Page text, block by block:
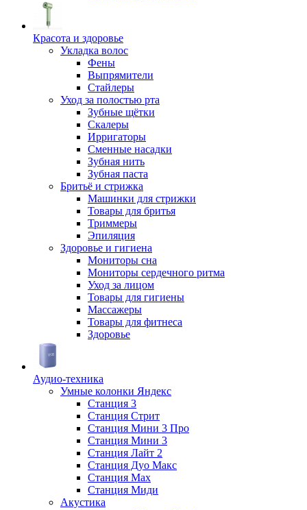
Красота и здоровье
Укладка волос
Фены
Выпрямители
Стайлеры
Уход за полостью рта
Зубные щётки
Скалеры
Ирригаторы
Сменные насадки
Зубная нить
Зубная паста
Бритьё и стрижка
Машинки для стрижки
Товары для бритья
Триммеры
Эпиляция
Здоровье и гигиена
Мониторы сна
Мониторы сердечного ритма
Уход за лицом
Товары для гигиены
Массажеры
Товары для фитнеса
Здоровье
Аудио-техника
Умные колонки Яндекс
Станция 3
Станция Стрит
Станция Мини 3 Про
Станция Мини 3
Станция Лайт 2
Станция Дуо Макс
Станция Max
Станция Миди
Акустика